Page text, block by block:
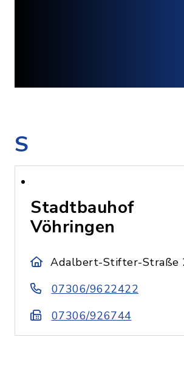
S
Stadtbauhof
Vöhringen
Adalbert-Stifter-Straße
07306/9622422
07306/926744